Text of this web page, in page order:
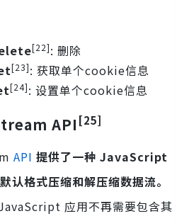
[22]: 删除
[23]: 获取单个cookie信息
[24]: 设置单个cookie信息
API [25]
API 提供了一种 JavaScript
格式压缩和解压缩数据流。
应用不再需要包含其